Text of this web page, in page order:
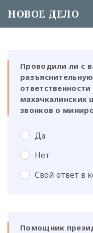
НОВОЕ ДЕЛО
Проводили ли с
махачкалинских
звонков о
Да
Нет
Свой ответ в
Помощник